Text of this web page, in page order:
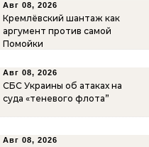
Авг 08, 2026
Кремлёвский шантаж как
аргумент против самой
Помойки
Авг 08, 2026
СБС Украины об атаках на
суда «теневого флота”
Авг 08, 2026